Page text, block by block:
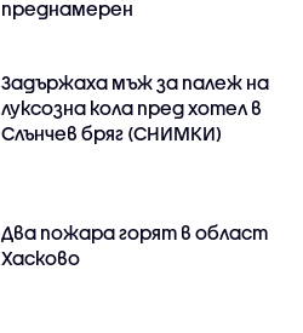
преднамерен
Задържаха мъж за палеж на
луксозна кола пред хотел в
Слънчев бряг (СНИМКИ)
Два пожара горят в област
Хасково